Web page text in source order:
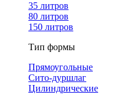
35 литров
80 литров
150 литров
Тип формы
Прямоугольные
Сито-дуршлаг
Цилиндрические